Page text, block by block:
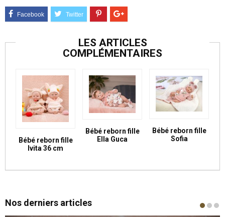
LES ARTICLES
COMPLÉMENTAIRES
Bébé reborn fille
Ivita 36 cm
Bébé reborn fille
Ella Guca
Bébé reborn fille
Sofia
Nos derniers articles